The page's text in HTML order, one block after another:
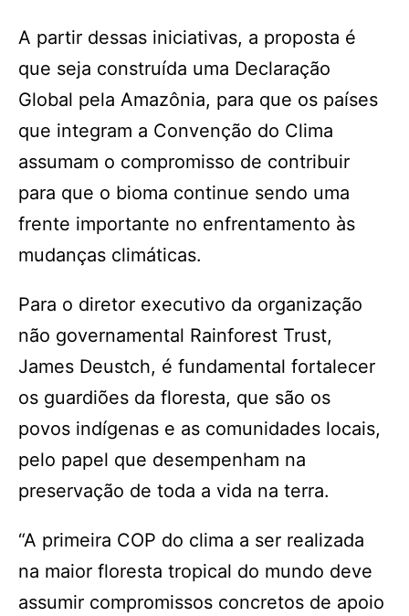
A partir dessas iniciativas, a proposta é
que seja construída uma Declaração
Global pela Amazônia, para que os países
que integram a Convenção do Clima
assumam o compromisso de contribuir
para que o bioma continue sendo uma
frente importante no enfrentamento às
mudanças climáticas.
Para o diretor executivo da organização
não governamental Rainforest Trust,
James Deustch, é fundamental fortalecer
os guardiões da floresta, que são os
povos indígenas e as comunidades locais,
pelo papel que desempenham na
preservação de toda a vida na terra.
“A primeira COP do clima a ser realizada
na maior floresta tropical do mundo deve
assumir compromissos concretos de apoio